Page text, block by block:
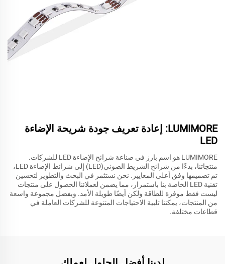
LUMIMORE: إعادة تعريف جودة شريحة الإضاءة
LED
LUMIMORE هو اسم بارز في صناعة شرائح الإضاءة LED للشركات.
منتجاتنا، بدءًا من شرائح الشريط الضوئي(LED) إلى شرائط الإضاءة LED،
تم تصميمها وفق أعلى المعايير. نحن نستثمر في البحث والتطوير لتحسين
تقنية LED الخاصة بنا باستمرار، مما يضمن لعملائنا الحصول على منتجات
ليست فقط موفرة للطاقة ولكن أيضًا طويلة الأمد. وبفضل مجموعة واسعة
من المنتجات، يمكننا تلبية الاحتياجات المتنوعة للشركات العاملة في
قطاعات مختلفة.